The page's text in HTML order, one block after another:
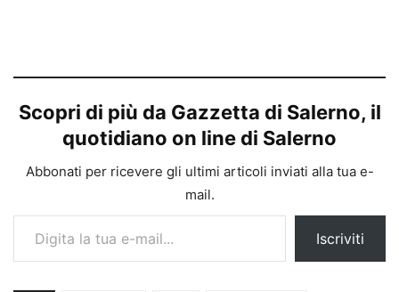
Scopri di più da Gazzetta di Salerno, il
quotidiano on line di Salerno
Abbonati per ricevere gli ultimi articoli inviati alla tua e-
mail.
Digita la tua e-mail...
Iscriviti